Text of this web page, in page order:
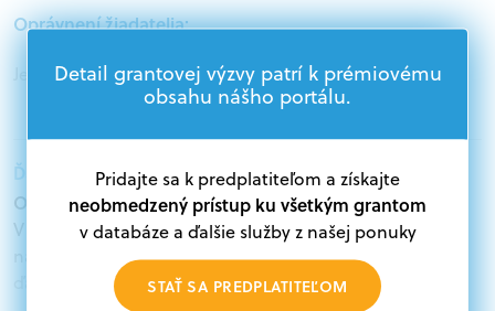
Oprávnení žiadatelia:
Jednotlivci
Ďalšie informácie:
Oprávnení žiadatelia:
V databáze grantov a dotácií na portáli Grantexpert.sk
nájdete aktuálne výzvy z eurofondov, plánu obnovy a
ďalších zdrojov.
Detail grantovej výzvy patrí k prémiovému
obsahu nášho portálu.
Pridajte sa k predplatiteľom a získajte
neobmedzený prístup ku všetkým grantom
v databáze a ďalšie služby z našej ponuky
STAŤ SA PREDPLATITEĽOM